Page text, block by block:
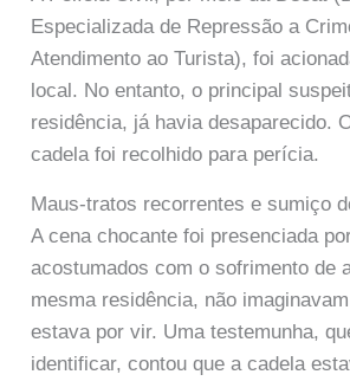
Especializada de Repressão a
Atendimento ao Turista), foi
local. No entanto, o principal
residência, já havia desaparecido.
cadela foi recolhido para perícia.
Maus-tratos recorrentes e sumiço
A cena chocante foi presenciada
acostumados com o sofrimento de
mesma residência, não
estava por vir. Uma testemunha,
identificar, contou que a cadela